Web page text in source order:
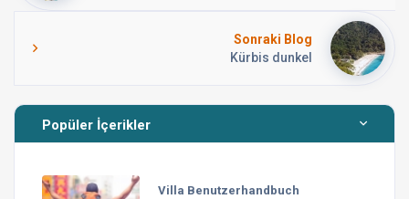
Sonraki Blog
Kürbis dunkel
Popüler İçerikler
Villa Benutzerhandbuch